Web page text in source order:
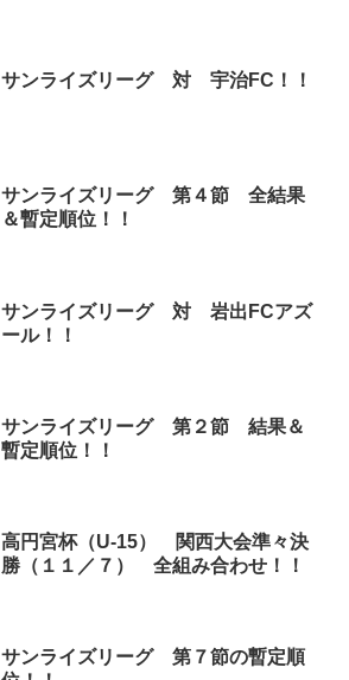
サンライズリーグ 対 宇治FC！！
サンライズリーグ 第４節 全結果
＆暫定順位！！
サンライズリーグ 対 岩出FCアズ
ール！！
サンライズリーグ 第２節 結果＆
暫定順位！！
高円宮杯（U-15） 関西大会準々決
勝（１１／７） 全組み合わせ！！
サンライズリーグ 第７節の暫定順